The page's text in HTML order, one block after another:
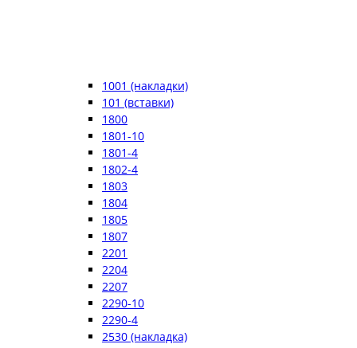
1001 (накладки)
101 (вставки)
1800
1801-10
1801-4
1802-4
1803
1804
1805
1807
2201
2204
2207
2290-10
2290-4
2530 (накладка)